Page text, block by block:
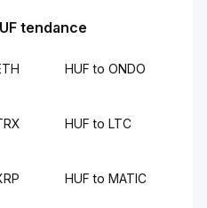
tendance
HUF to ONDO
HUF to LTC
HUF to MATIC